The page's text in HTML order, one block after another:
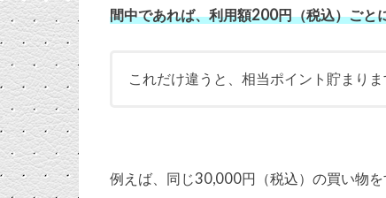
間中であれば、利用額200円（税込）ごと
これだけ違うと、相当ポイント貯まりま
例えば、同じ30,000円（税込）の買い物を